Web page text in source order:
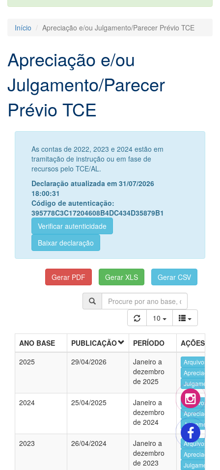
Início Apreciação e/ou Julgamento/Parecer Prévio TCE
Apreciação e/ou
Julgamento/Parecer
Prévio TCE
As contas de 2022, 2023 e 2024 estão em
tramitação de instrução ou em fase de
recursos pelo TCE/AL.
Declaração atualizada em 31/07/2026
18:00:31
Código de autenticação:
395778C3C17204608B4DC434D35879B1
Verificar autenticidade
Baixar declaração
10
ANO BASE PUBLICAÇÃO PERÍODO
AÇÕES
2025
29/04/2026
Janeiro a
dezembro
de 2025
Arquivos da
Apreciação
Julgamento
2024 25/04/2025
Janeiro a
dezembro
de 2024
Arquivos da
Apreciação
Julgamento
2023 26/04/2024
Janeiro a
dezembro
de 2023
Arquivos da
Apreciação
Julgamento